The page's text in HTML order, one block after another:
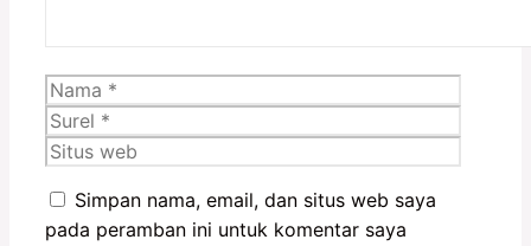
Nama
Simpan nama, email, dan situs web saya
pada peramban ini untuk komentar saya